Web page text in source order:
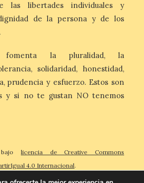
la presencia del
de Astorga, José
Nieto, que se acercó
la feria acompañado
[…]
100 %
de
jamón de
las libertades individuales y
de la persona y de los
fomenta la pluralidad, la
solidaridad, honestidad,
prudencia y esfuerzo. Estos son
y si no te gustan NO tenemos
bajo licencia de Creative Commons
4.0 Internacional.